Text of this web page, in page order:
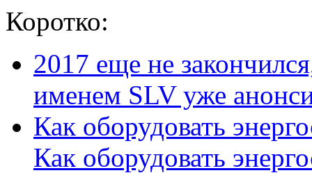
Коротко:
2017 еще не
именем SLV уже
Как оборудовать
Как оборудовать